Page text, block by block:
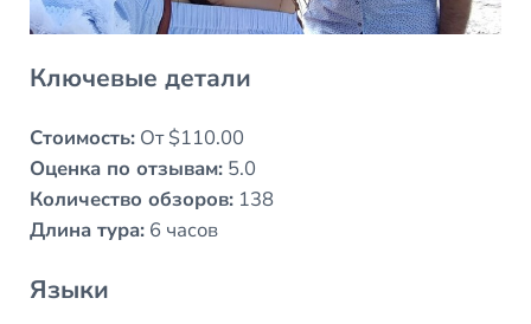
Ключевые детали
Стоимость:От $110.00
Оценка по отзывам:5.0
Количество обзоров:138
Длина тура:6 часов
Языки